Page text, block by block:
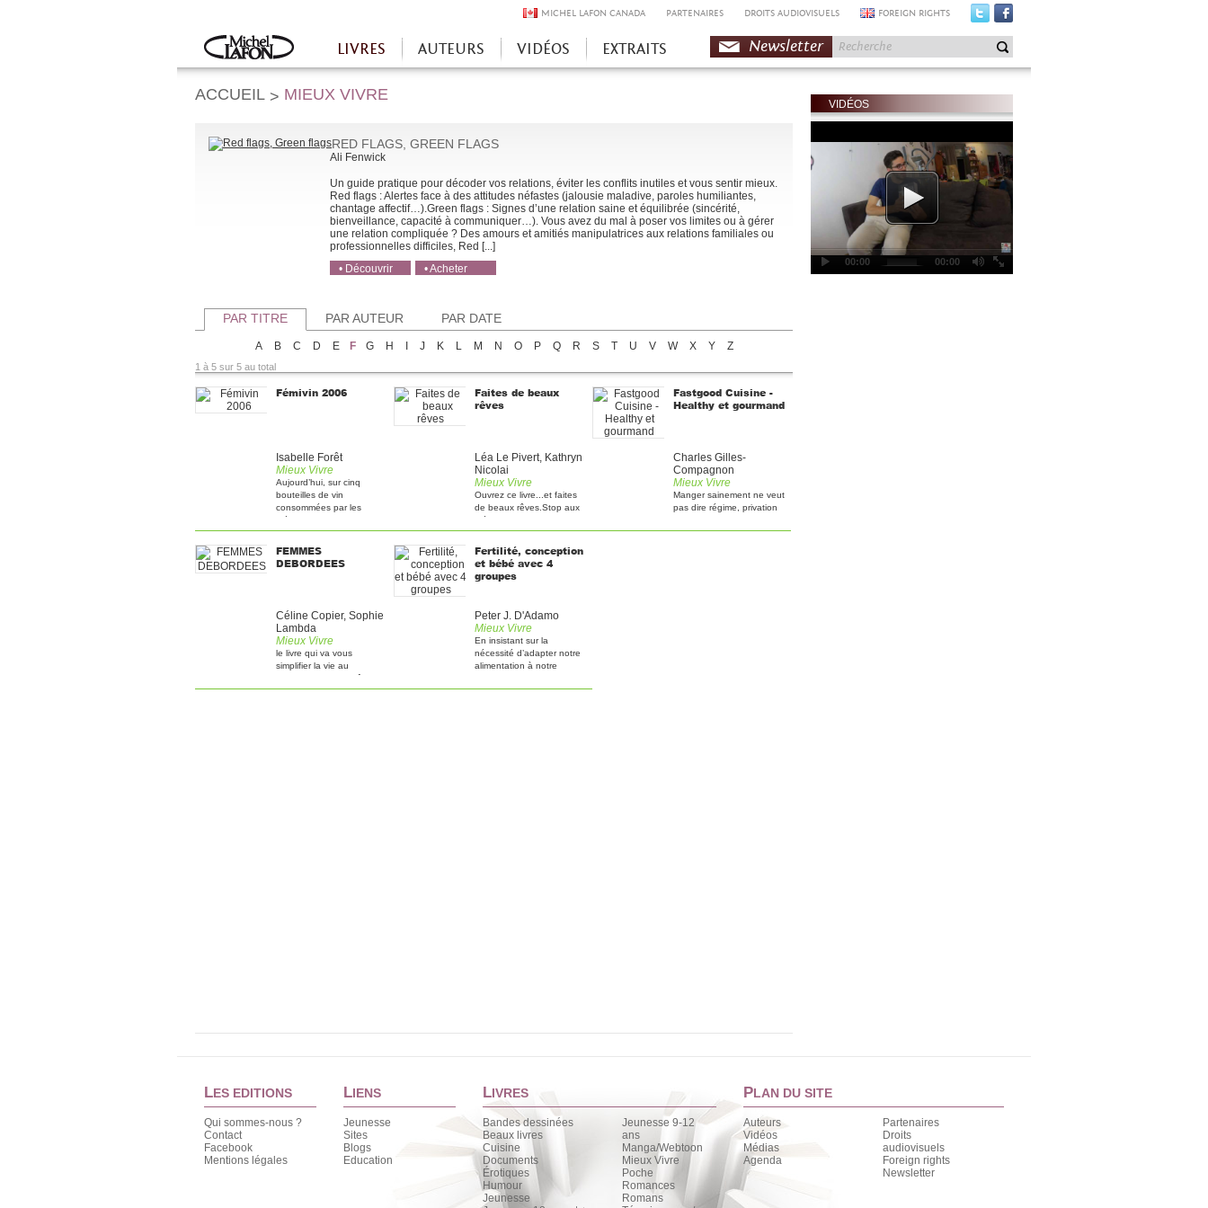
MICHEL LAFON CANADA PARTENAIRES DROITS AUDIOVISUELS FOREIGN RIGHTS
Accueil
LIVRES AUTEURS VIDÉOS EXTRAITS Newsletter
ACCUEIL > MIEUX VIVRE
RED FLAGS, GREEN FLAGS
Ali Fenwick
Un guide pratique pour décoder vos relations, éviter les conflits inutiles et vous sentir mieux.
Red flags : Alertes face à des attitudes néfastes (jalousie maladive, paroles humiliantes,
chantage affectif…).Green flags : Signes d’une relation saine et équilibrée (sincérité,
bienveillance, capacité à communiquer…). Vous avez du mal à poser vos limites ou à gérer
une relation compliquée ? Des amours et amitiés manipulatrices aux relations familiales ou
professionnelles difficiles, Red [...]
• Découvrir
• Acheter
PAR TITRE PAR AUTEUR PAR DATE
A B C D E F G H J K L M N O P Q R S T U V W X Y Z
1 à 5 sur 5 au total
Fémivin 2006
Isabelle Forêt
Mieux Vivre
Aujourd’hui, sur cinq
bouteilles de vin
consommées par les
ménages, trois [...]
Faites de beaux
rêves
Léa Le Pivert, Kathryn
Nicolai
Mieux Vivre
Ouvrez ce livre...et faites
de beaux rêves.Stop aux
idées reçues ! Le [...]
Fastgood Cuisine -
Healthy et gourmand
Charles Gilles-
Compagnon
Mieux Vivre
Manger sainement ne veut
pas dire régime, privation
FEMMES
DEBORDEES
Céline Copier, Sophie
Lambda
Mieux Vivre
le livre qui va vous
simplifier la vie au
quotidien Ne plus être [...]
Fertilité, conception
et bébé avec 4
groupes
Peter J. D'Adamo
Mieux Vivre
En insistant sur la
nécessité d’adapter notre
alimentation à notre
VIDÉOS
LES EDITIONS
Qui sommes-nous ?
Contact
Facebook
Mentions légales
LIENS
Jeunesse
Sites
Blogs
Education
LIVRES
Bandes dessinées
Beaux livres
Cuisine
Documents
Érotiques
Humour
Jeunesse
Jeunesse 9-12
ans
Manga/Webtoon
Mieux Vivre
Poche
Romances
Romans
PLAN DU SITE
Auteurs
Vidéos
Médias
Agenda
Partenaires
Droits
audiovisuels
Foreign rights
Newsletter